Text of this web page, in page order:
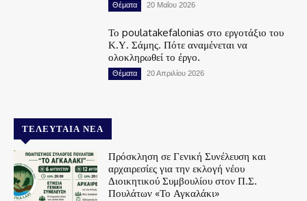
Θέματα 20 Μαΐου 2026
Το poulatakefalonias στο εργοτάξιο του
Κ.Υ. Σάμης. Πότε αναμένεται να
ολοκληρωθεί το έργο.
Θέματα 20 Απριλίου 2026
ΤΕΛΕΥΤΑΊΑ ΝΈΑ
Πρόσκληση σε Γενική Συνέλευση και
αρχαιρεσίες για την εκλογή νέου
Διοικητικού Συμβουλίου στον Π.Σ.
Πουλάτων «Το Αγκαλάκι»